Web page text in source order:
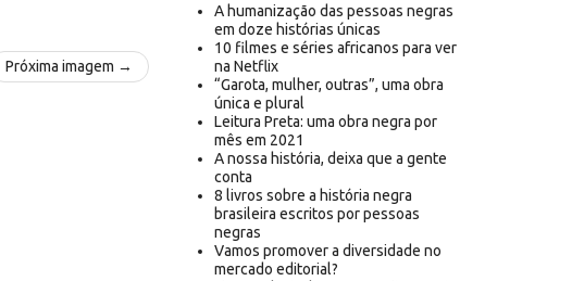
Próxima imagem →
A humanização das pessoas negras
em doze histórias únicas
10 filmes e séries africanos para ver
na Netflix
“Garota, mulher, outras”, uma obra
única e plural
Leitura Preta: uma obra negra por
mês em 2021
A nossa história, deixa que a gente
conta
8 livros sobre a história negra
brasileira escritos por pessoas
negras
Vamos promover a diversidade no
mercado editorial?